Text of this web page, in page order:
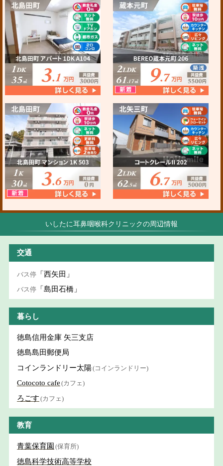
いしたに耳鼻咽喉科クリニックの周辺情報
交通
バス停 「西矢田」
バス停 「島田石橋」
暮らし
徳島信用金庫 矢三支店
徳島島田郵便局
コインランドリー太陽(コインランドリー)
Cotocoto cafe (カフェ)
ろごす (カフェ)
教育
青葉保育園 (保育所)
徳島科学技術高等学校